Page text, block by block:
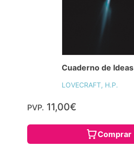
Cuaderno de Ideas
LOVECRAFT, H.P.
PVP. 11,00€
Comprar